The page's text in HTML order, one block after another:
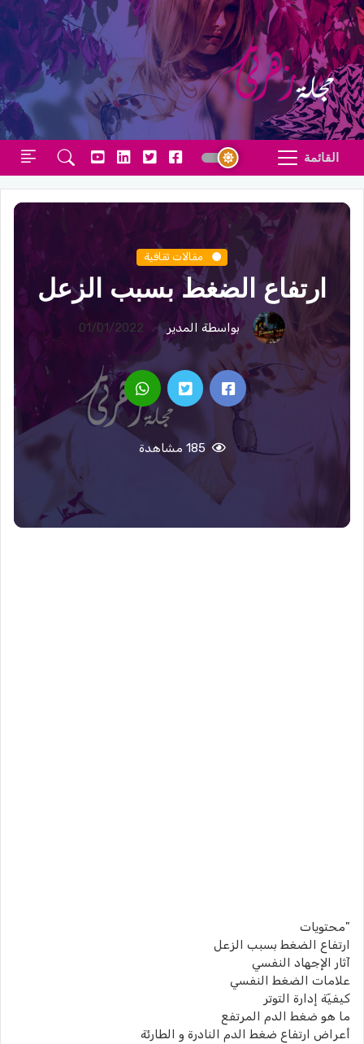
القائمة
مقالات ثقافية
ارتفاع الضغط بسبب الزعل
بواسطة المدير 01/01/2022
"محتويات
ارتفاع الضغط بسبب الزعل
آثار الإجهاد النفسي
علامات الضغط النفسي
كيفيّة إدارة التوتر
ما هو ضغط الدم المرتفع
أعراض ارتفاع ضغط الدم النادرة و الطارئة